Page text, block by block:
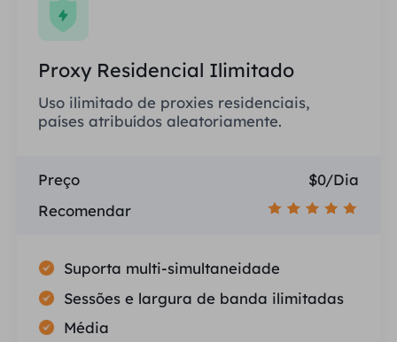
Proxy Residencial Ilimitado
Uso ilimitado de proxies residenciais,
países atribuídos aleatoriamente.
Preço
$0/Dia
Recomendar
Suporta multi-simultaneidade
Sessões e largura de banda ilimitadas
Média